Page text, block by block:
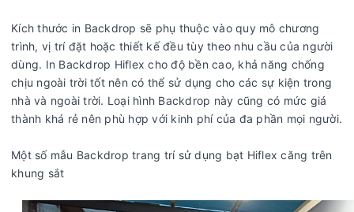
Kích thước in Backdrop sẽ phụ thuộc vào quy mô chương
trình, vị trí đặt hoặc thiết kế đều tùy theo nhu cầu của người
dùng. In Backdrop Hiflex cho độ bền cao, khả năng chống
chịu ngoài trời tốt nên có thể sử dụng cho các sự kiện trong
nhà và ngoài trời. Loại hình Backdrop này cũng có mức giá
thành khá rẻ nên phù hợp với kinh phí của đa phần mọi người.
Một số mẫu Backdrop trang trí sử dụng bạt Hiflex căng trên
khung sắt